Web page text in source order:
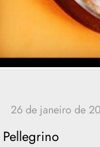
Pellegrino